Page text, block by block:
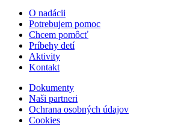
O nadácii
Potrebujem pomoc
Chcem pomôcť
Príbehy detí
Aktivity
Kontakt
Dokumenty
Naši partneri
Ochrana osobných údajov
Cookies